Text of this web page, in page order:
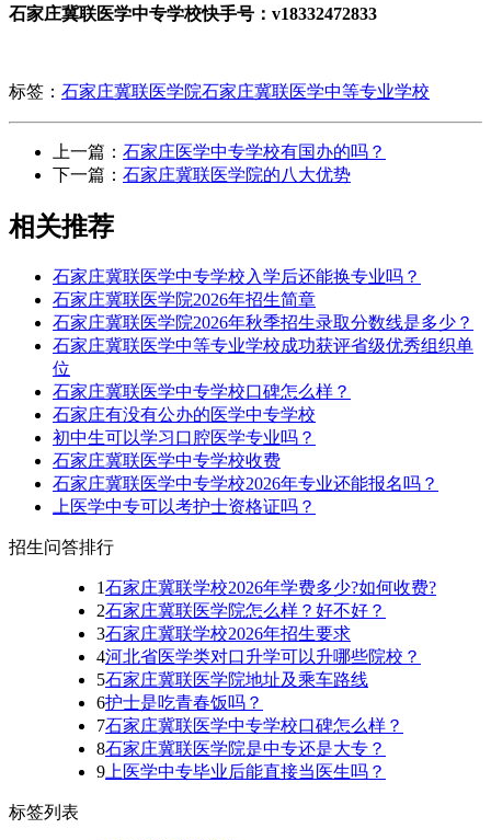
石家庄冀联医学中专学校快手号：v18332472833
标签： 石家庄冀联医学院石家庄冀联医学中等专业学校
上一篇： 石家庄医学中专学校有国办的吗？
下一篇： 石家庄冀联医学院的八大优势
相关推荐
石家庄冀联医学中专学校入学后还能换专业吗？
石家庄冀联医学院2026年招生简章
石家庄冀联医学院2026年秋季招生录取分数线是多少？
石家庄冀联医学中等专业学校成功获评省级优秀组织单
位
石家庄冀联医学中专学校口碑怎么样？
石家庄有没有公办的医学中专学校
初中生可以学习口腔医学专业吗？
石家庄冀联医学中专学校收费
石家庄冀联医学中专学校2026年专业还能报名吗？
上医学中专可以考护士资格证吗？
招生问答排行
1石家庄冀联学校2026年学费多少?如何收费?
2石家庄冀联医学院怎么样？好不好？
3石家庄冀联学校2026年招生要求
4河北省医学类对口升学可以升哪些院校？
5石家庄冀联医学院地址及乘车路线
6护士是吃青春饭吗？
7石家庄冀联医学中专学校口碑怎么样？
8石家庄冀联医学院是中专还是大专？
9 上医学中专毕业后能直接当医生吗？
标签列表